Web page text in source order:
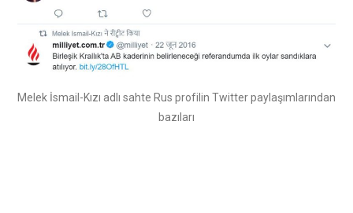
Melek İsmail-Kızı adlı sahte Rus profilin Twitter paylaşımlarından
bazıları